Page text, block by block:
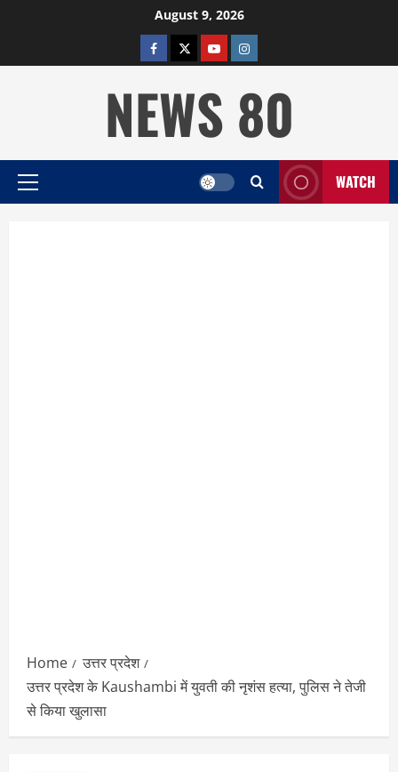
August 9, 2026
facebooktwitterYOUTUBE
instagram
NEWS 80
Primary
WATCH
Home
उत्तर प्रदेश
उत्तर प्रदेश के Kaushambi में युवती की नृशंस हत्या, पुलिस ने तेजी
से किया खुलासा